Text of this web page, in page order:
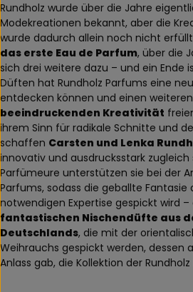
Rundholz wurde über die Jahre
Modekreationen bekannt, aber die
wurde dadurch allein noch nicht
das erste Eau de Parfum, über die
sich drei weitere dazu – und ein Ende
Düften hat Rundholz Parfums eine
entdecken können und einen
beeindruckenden Kreativität
ihrem Sinn für radikale Schnitte und
schaffen Carsten und Lenka
innovativ und ausdrucksstark zugleich
Parfümeure unterstützen sie bei der
Parfums, sodass die geballte
notwendigen Expertise gespickt wird –
fantastischen Nischendüfte aus
Deutschlands, die mit der
Weihrauchs gespickt werden, dessen
Anlass gab, die Kollektion der